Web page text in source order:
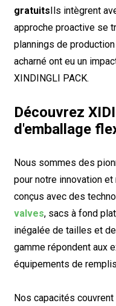
gratuitsIls intègrent
approche proactive se
plannings de
acharné ont eu un
XINDINGLI PACK.
Découvrez
d'emballage
Nous sommes des
pour notre innovation
conçus avec des
valves, sacs à fond
inégalée de tailles et
gamme répondent aux
équipements de
Nos capacités